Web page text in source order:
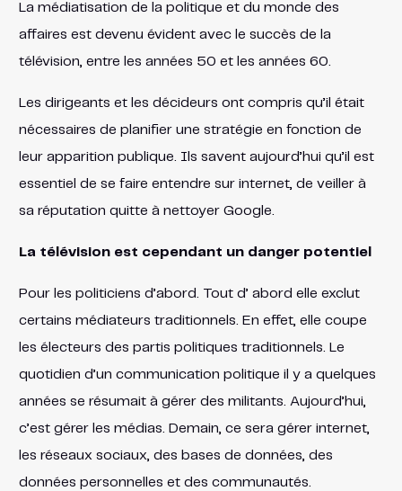
La médiatisation de la politique et du monde des
affaires est devenu évident avec le succès de la
télévision, entre les années 50 et les années 60.
Les dirigeants et les décideurs ont compris qu’il était
nécessaires de planifier une stratégie en fonction de
leur apparition publique. Ils savent aujourd’hui qu’il est
essentiel de se faire entendre sur internet, de veiller à
sa réputation quitte à nettoyer Google.
La télévision est cependant un danger potentiel
Pour les politiciens d’abord. Tout d’ abord elle exclut
certains médiateurs traditionnels. En effet, elle coupe
les électeurs des partis politiques traditionnels. Le
quotidien d’un communication politique il y a quelques
années se résumait à gérer des militants. Aujourd’hui,
c’est gérer les médias. Demain, ce sera gérer internet,
les réseaux sociaux, des bases de données, des
données personnelles et des communautés.